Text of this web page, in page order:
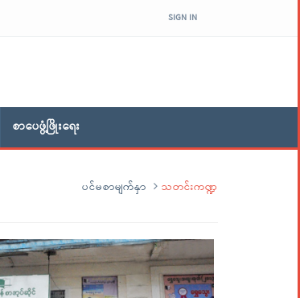
SIGN IN
စာပေဖွံ့ဖြိုးရေး
ပင်မစာမျက်နှာ သတင်းကဏ္ဍ